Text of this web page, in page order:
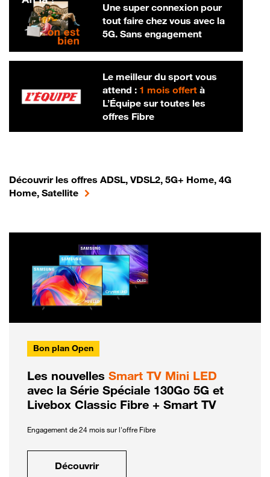
Une super connexion pour
tout faire chez vous avec la
5G. Sans engagement
Le meilleur du sport vous
attend : 1 mois offertà
L’Équipe sur toutes les
offres Fibre
Découvrir les offres ADSL, VDSL2, 5G+ Home, 4G
Home, Satellite
Bon plan Open
Les nouvelles Smart TV Mini LED
avec la Série Spéciale 130Go 5G et
Livebox Classic Fibre + Smart TV
Engagement de 24 mois sur l'offre Fibre
Découvrir